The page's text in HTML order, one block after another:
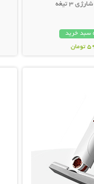
3 تیغه
سبد خرید